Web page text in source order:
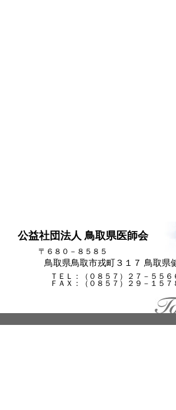
公益社団法人 鳥取県医師会
〒６８０－８５８５
鳥取県鳥取市戎町３１７ 鳥取県
ＴＥＬ：（０８５７）２７－５５６
ＦＡＸ：（０８５７）２９－１５７